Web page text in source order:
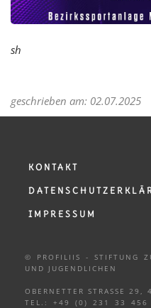
sh
geschrieben am: 02.07.2025
KONTAKT
IMPRESSUM
© PROFILIIS - STIFTUNG
UND JUGENDLICHEN
OBERNETTER STRASSE 29,
TEL.: +49 (0) 231 33